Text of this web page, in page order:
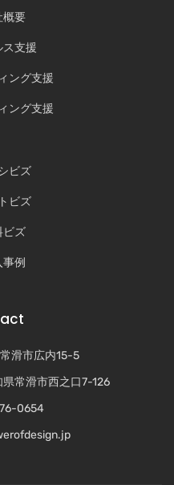
概要
ス支援
ング支援
ング支援
ビズ
ビズ
ビズ
例
滑市広内15-5
常滑市西之口7-126
0654